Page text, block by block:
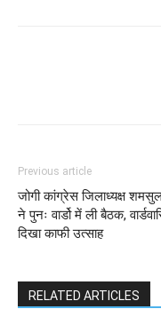
Previous article
जोगी कांग्रेस जिलाध्यक्ष
ने पुनः वार्डो में ली बैठक,
दिखा काफी उत्साह
RELATED ARTICLES